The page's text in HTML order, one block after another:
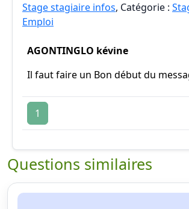
Stage stagiaire infos, Catégorie :
Emploi
AGONTINGLO kévine
Il faut faire un Bon début du
1
Questions similaires